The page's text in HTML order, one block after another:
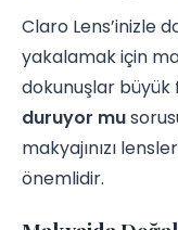
Claro Lens’inizle
yakalamak için
dokunuşlar
duruyor mu
makyajınızı
önemlidir.